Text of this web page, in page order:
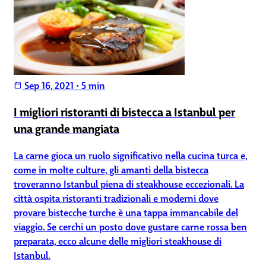
calendar_today Sep 16, 2021 • 5 min
I migliori ristoranti di bistecca a Istanbul per
una grande mangiata
La carne gioca un ruolo significativo nella cucina turca e,
come in molte culture, gli amanti della bistecca
troveranno Istanbul piena di steakhouse eccezionali. La
città ospita ristoranti tradizionali e moderni dove
provare bistecche turche è una tappa immancabile del
viaggio. Se cerchi un posto dove gustare carne rossa ben
preparata, ecco alcune delle migliori steakhouse di
Istanbul.